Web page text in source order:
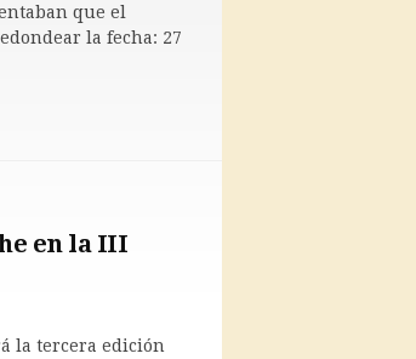
que el
la fecha: 27
en la III
la tercera edición